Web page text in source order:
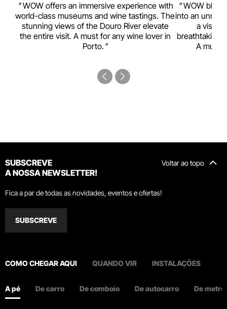
WOW offers an immersive experience with
world-class museums and wine tastings. The
stunning views of the Douro River elevate
the entire visit. A must for any wine lover in
Porto.
WOW
into an
a visual
breathtaking
A must-
Voltar ao topo
SUBSCREVE
A NOSSA NEWSLETTER!
Fica a par de todas as novidades, eventos e ofertas!
SUBSCREVE
COMO CHEGAR AQUI QUANDO VIR INSTALAÇÕES
A pé De carro De comboio De autocarro De metro